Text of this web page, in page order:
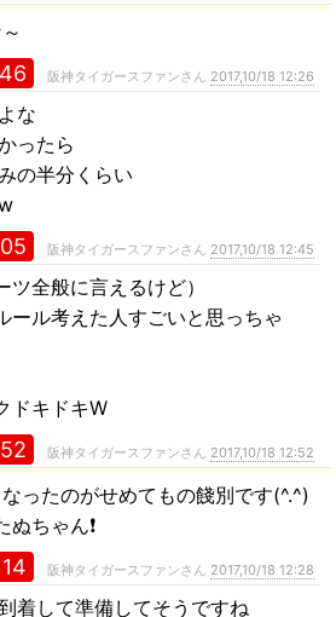
阪神タイガースファンさん 2017,10/18 12:26
な
ったら
の半分くらい
阪神タイガースファンさん 2017,10/18 12:45
ツ全般に言えるけど）
ール考えた人すごいと思っちゃ
ドキドキW
阪神タイガースファンさん 2017,10/18 12:52
ったのがせめてもの餞別です(^.^)
ちゃん❗
阪神タイガースファンさん 2017,10/18 12:28
着して準備してそうですね